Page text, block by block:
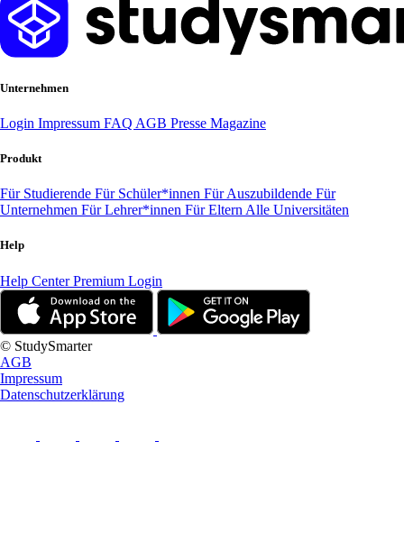
Unternehmen
Login Impressum FAQ AGB Presse Magazine
Produkt
Für Studierende Für Schüler*innen Für Auszubildende Für
Unternehmen Für Lehrer*innen Für Eltern Alle Universitäten
Help
Help CenterPremium Login
© StudySmarter
AGB
Impressum
Datenschutzerklärung